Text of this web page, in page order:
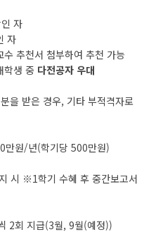
자
자
추천서 첨부하여 추천 가능
생 중 다전공자 우대
받은 경우, 기타 부적격자로
만원/년(학기당 500만원)
시 ※1학기 수혜 후 중간보고서
2회 지급(3월, 9월(예정))